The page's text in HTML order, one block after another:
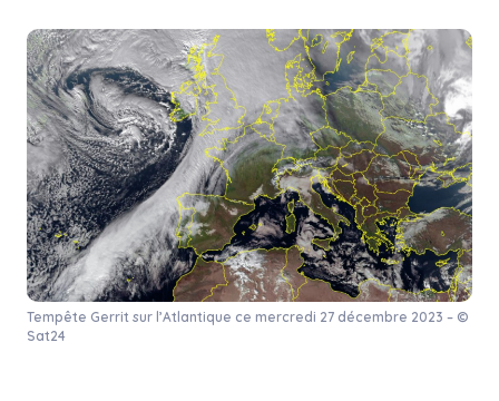
Tempête Gerrit sur l’Atlantique ce mercredi 27 décembre 2023 – ©
Sat24